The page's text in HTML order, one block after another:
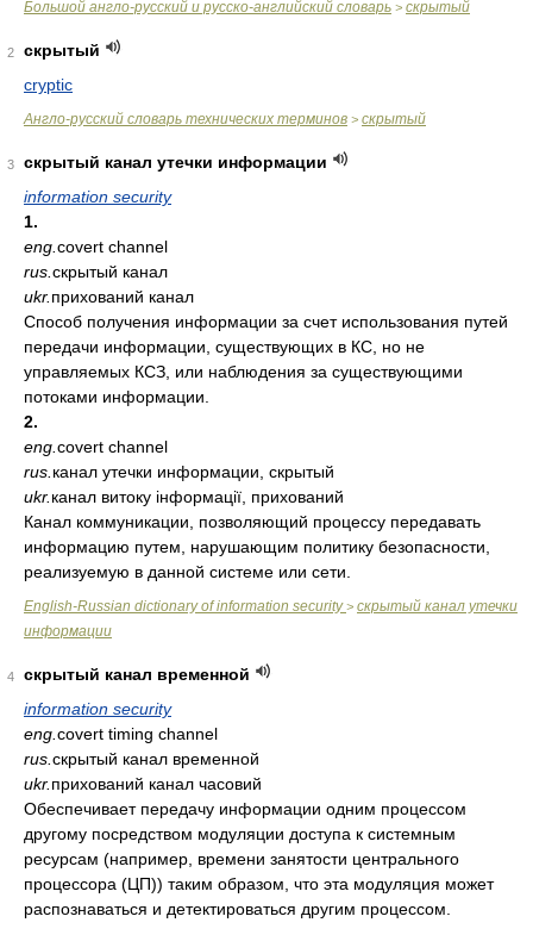
Большой англо-русский и русско-английский словарь > скрытый
2
скрытый
cryptic
Англо-русский словарь технических терминов > скрытый
3
скрытый канал утечки информации
information security
1.
eng. covert channel
rus. скрытый канал
ukr. прихований канал
Способ получения информации за счет использования путей
передачи информации, существующих в КС, но не
управляемых КСЗ, или наблюдения за существующими
потоками информации.
2.
eng. covert channel
rus. канал утечки информации, скрытый
ukr. канал витоку інформації, прихований
Канал коммуникации, позволяющий процессу передавать
информацию путем, нарушающим политику безопасности,
реализуемую в данной системе или сети.
English-Russian dictionary of information security> скрытый канал утечки
информации
4
скрытый канал временной
information security
eng. covert timing channel
rus. скрытый канал временной
ukr. прихований канал часовий
Обеспечивает передачу информации одним процессом
другому посредством модуляции доступа к системным
ресурсам (например, времени занятости центрального
процессора (ЦП)) таким образом, что эта модуляция может
распознаваться и детектироваться другим процессом.